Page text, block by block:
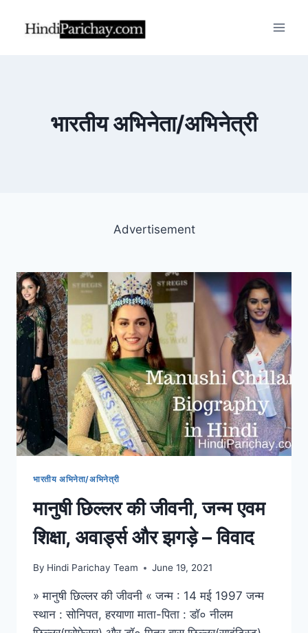
भारतीय अभिनेता/अभिनेत्री
Advertisement
भारतीय अभिनेता/अभिनेत्री
मानुषी छिल्लर की जीवनी, जन्म एवम
शिक्षा, अवार्ड्स और झगड़े – विवाद
By Hindi Parichay Team June 19, 2021
» मानुषी छिल्लर की जीवनी « जन्म : 14 मई 1997 जन्म
स्थान : सोनिपत, हरयाणा माता-पिता : डॉ० नीलम